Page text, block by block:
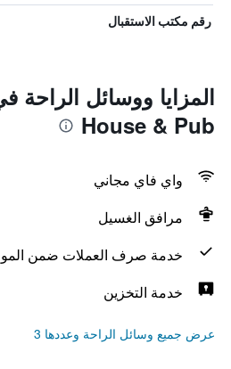
رقم مكتب الاستقبال
House & Pub
واي فاي مجاني
مرافق الغسيل
خدمة صرف العملات ضمن
خدمة التخزين
عرض جميع وسائل الراحة وعددها 3